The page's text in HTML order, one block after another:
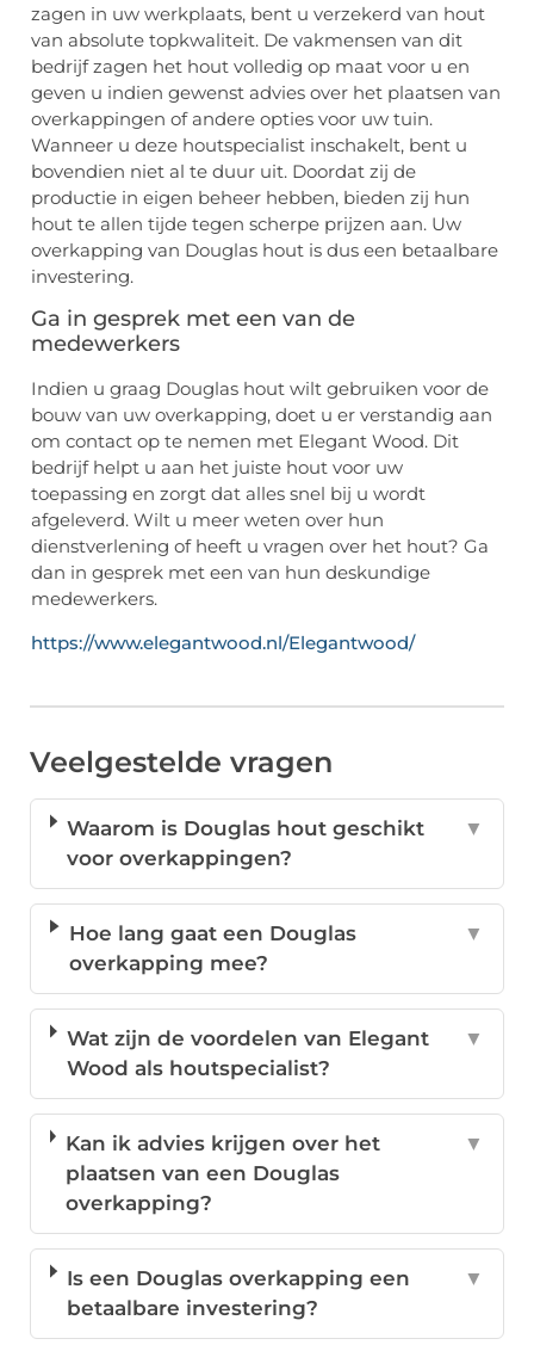
zagen in uw werkplaats, bent u verzekerd van hout
van absolute topkwaliteit. De vakmensen van dit
bedrijf zagen het hout volledig op maat voor u en
geven u indien gewenst advies over het plaatsen van
overkappingen of andere opties voor uw tuin.
Wanneer u deze houtspecialist inschakelt, bent u
bovendien niet al te duur uit. Doordat zij de
productie in eigen beheer hebben, bieden zij hun
hout te allen tijde tegen scherpe prijzen aan. Uw
overkapping van Douglas hout is dus een betaalbare
investering.
Ga in gesprek met een van de
medewerkers
Indien u graag Douglas hout wilt gebruiken voor de
bouw van uw overkapping, doet u er verstandig aan
om contact op te nemen met Elegant Wood. Dit
bedrijf helpt u aan het juiste hout voor uw
toepassing en zorgt dat alles snel bij u wordt
afgeleverd. Wilt u meer weten over hun
dienstverlening of heeft u vragen over het hout? Ga
dan in gesprek met een van hun deskundige
medewerkers.
https://www.elegantwood.nl/Elegantwood/
Veelgestelde vragen
Waarom is Douglas hout geschikt
voor overkappingen?
▼
Hoe lang gaat een Douglas
overkapping mee?
▼
Wat zijn de voordelen van Elegant
Wood als houtspecialist?
▼
Kan ik advies krijgen over het
plaatsen van een Douglas
overkapping?
▼
Is een Douglas overkapping een
betaalbare investering?
▼